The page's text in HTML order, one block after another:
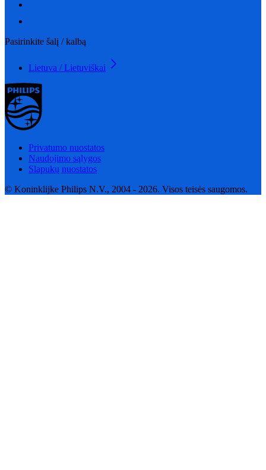
Pasirinkite šalį / kalbą
Lietuva / Lietuviškai
Privatumo nuostatos
Naudojimo sąlygos
Slapukų nuostatos
© Koninklijke Philips N.V., 2004 - 2026. Visos teisės saugomos.